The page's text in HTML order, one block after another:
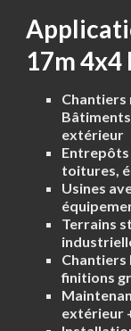
17m
extérieur
toitures,
Usines
Terrains
Chantiers
finitions
extérieur